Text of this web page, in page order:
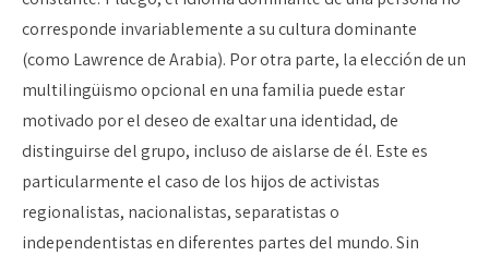
corresponde invariablemente a su cultura dominante
(como Lawrence de Arabia). Por otra parte, la elección de un
multilingüismo opcional en una familia puede estar
motivado por el deseo de exaltar una identidad, de
distinguirse del grupo, incluso de aislarse de él. Este es
particularmente el caso de los hijos de activistas
regionalistas, nacionalistas, separatistas o
independentistas en diferentes partes del mundo. Sin